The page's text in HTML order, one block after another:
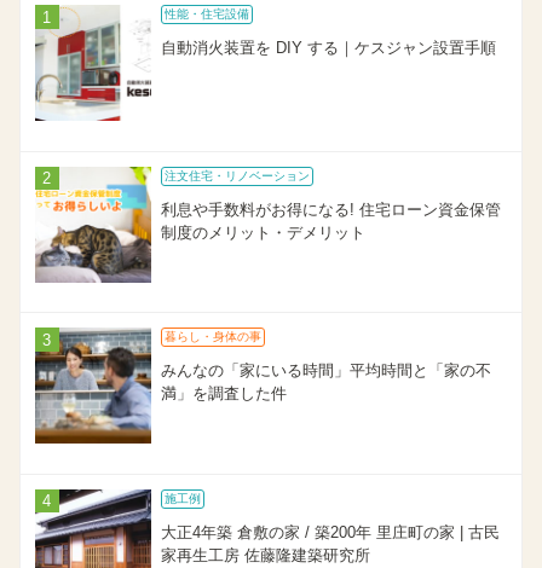
性能・住宅設備
自動消火装置を DIY する｜ケスジャン設置手順
注文住宅・リノベーション
利息や手数料がお得になる! 住宅ローン資金保管
制度のメリット・デメリット
暮らし・身体の事
みんなの「家にいる時間」平均時間と「家の不
満」を調査した件
施工例
大正4年築 倉敷の家 / 築200年 里庄町の家 | 古民
家再生工房 佐藤隆建築研究所